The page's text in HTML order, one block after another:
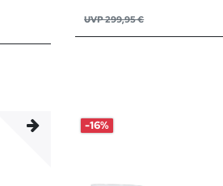
UVP 299,95 €
-16%